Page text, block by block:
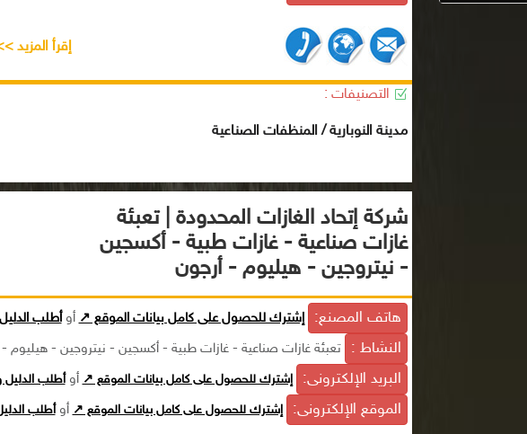
إقرأ المزيد
التصنيفات :
مدينة النوبارية / المنظفات الصناعية
شركة إتحاد الغازات المحدودة | تعبئة
غازات صناعية - غازات طبية - أكسجين
- نيتروجين - هيليوم - أرجون
هاتف المصنع: إشترك للحصول على كامل بيانات الموقع ↗ أوأطلب
النشاط : تعبئة غازات صناعية - غازات طبية - أكسجين - نيتروجين - هيليوم
البريد الإلكترونى: إشترك للحصول على كامل بيانات الموقع ↗ أوأطلب الدليل
الموقع الإلكترونى: إشترك للحصول على كامل بيانات الموقع ↗ أوأطلب